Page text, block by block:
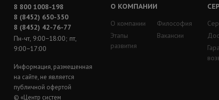
8 800 1008-198
8 (8452) 650-350
8 (8452) 42-76-77
Пн-чт, 9:00−18:00; пт,
9:00−17:00
Информация, размещенная
на сайте, не является
публичной офертой
© «Центр систем
О КОМПАНИИ
О компании
Этапы
развития
Философия
Вакансии